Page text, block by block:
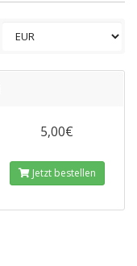
5,00€
Jetzt bestellen